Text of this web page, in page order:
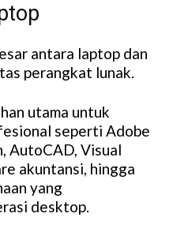
antara laptop dan
perangkat lunak.
utama untuk
seperti Adobe
AutoCAD, Visual
akuntansi, hingga
yang
desktop.